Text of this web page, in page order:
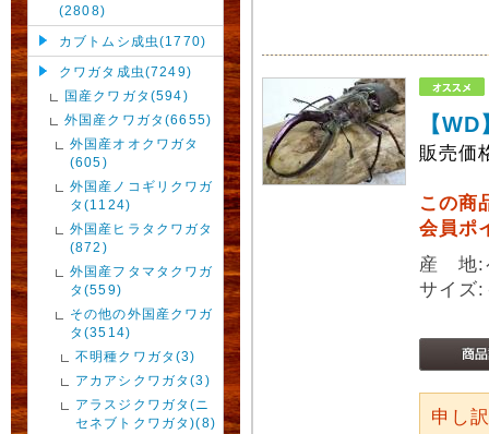
(2808)
カブトムシ成虫(1770)
クワガタ成虫(7249)
国産クワガタ(594)
外国産クワガタ(6655)
外国産オオクワガタ
(605)
外国産ノコギリクワガ
タ(1124)
外国産ヒラタクワガタ
(872)
外国産フタマタクワガ
タ(559)
その他の外国産クワガ
タ(3514)
不明種クワガタ(3)
アカアシクワガタ(3)
アラスジクワガタ(ニ
セネブトクワガタ)(8)
【
販売価
この商
会員ポ
産 地:
サイ
申し